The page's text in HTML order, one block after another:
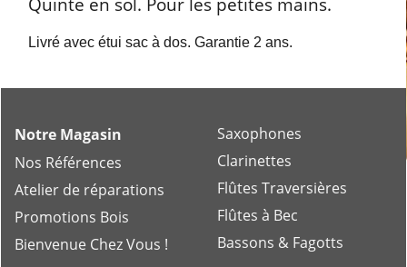
Livré avec étui sac à dos. Garantie 2 ans.
Notre Magasin
Nos Références
Atelier de réparations
Promotions Bois
Bienvenue Chez Vous !
Saxophones
Clarinettes
Flûtes Traversières
Flûtes à Bec
Bassons & Fagotts